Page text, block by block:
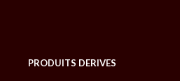
PRODUITS DERIVES